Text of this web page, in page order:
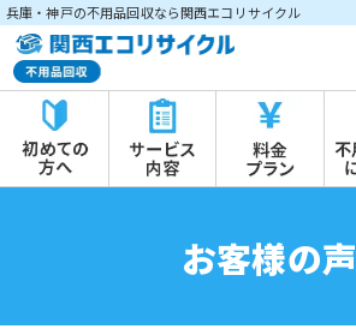
兵庫・神戸の不用品回収なら関西エコリサイクル
お客様の声